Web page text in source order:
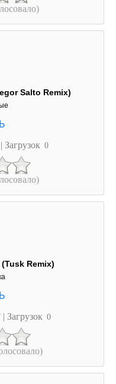
Salto Remix)
| Загрузок 0
Remix)
| Загрузок 0